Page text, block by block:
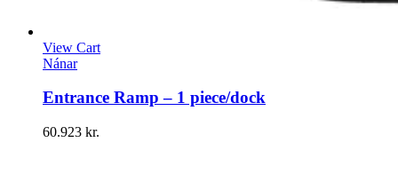
View Cart
Nánar
Entrance Ramp – 1 piece/dock
60.923 kr.